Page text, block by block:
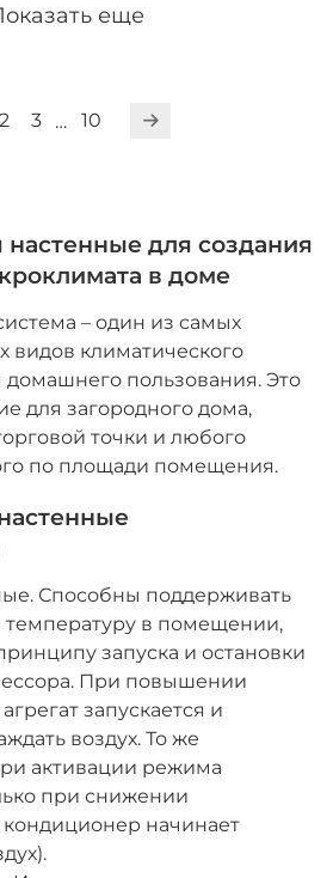
еще
2 3 … 10
для создания
в доме
– один из самых
видов климатического
пользования. Это
для загородного дома,
точки и любого
по площади помещения.
Способны поддерживать
в помещении,
запуска и остановки
При повышении
запускается и
воздух. То же
активации режима
при снижении
начинает